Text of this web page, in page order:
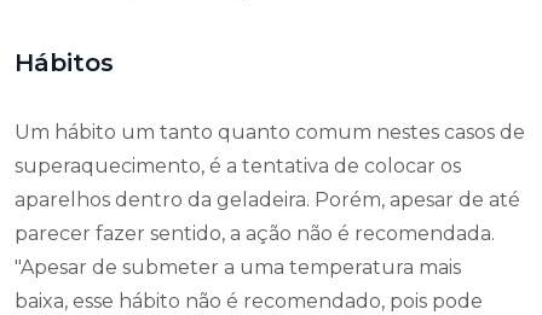
Hábitos
Um hábito um tanto quanto comum nestes casos de
superaquecimento, é a tentativa de colocar os
aparelhos dentro da geladeira. Porém, apesar de até
parecer fazer sentido, a ação não é recomendada.
"Apesar de submeter a uma temperatura mais
baixa, esse hábito não é recomendado, pois pode